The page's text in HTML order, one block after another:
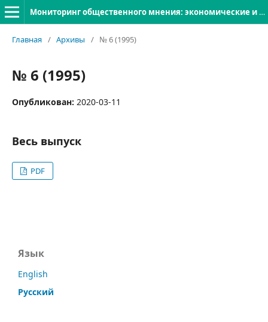
Мониторинг общественного мнения: экономические и социальные перемены
Главная / Архивы / № 6 (1995)
№ 6 (1995)
Опубликован: 2020-03-11
Весь выпуск
PDF
Язык
English
Русский